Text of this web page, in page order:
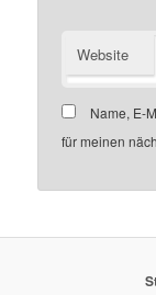
Website
Name, E-
für meinen